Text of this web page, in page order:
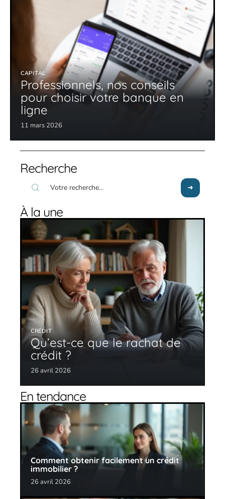
CAPITAL
Professionnels, nos conseils
pour choisir votre banque en
ligne
11 mars 2026
Recherche
À la une
CRÉDIT
Qu’est-ce que le rachat de
crédit ?
26 avril 2026
En tendance
Comment obtenir facilement un crédit
immobilier ?
26 avril 2026